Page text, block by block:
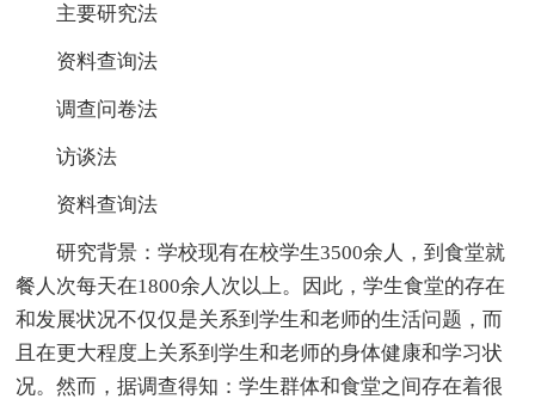
主要研究法
资料查询法
调查问卷法
访谈法
资料查询法
研究背景：学校现有在校学生3500余人，到食堂就
餐人次每天在1800余人次以上。因此，学生食堂的存在
和发展状况不仅仅是关系到学生和老师的生活问题，而
且在更大程度上关系到学生和老师的身体健康和学习状
况。然而，据调查得知：学生群体和食堂之间存在着很